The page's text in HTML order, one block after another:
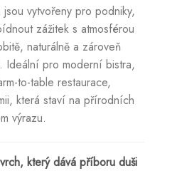
vytvořeny pro podniky,
zážitek s atmosférou
naturálně a zároveň
Ideální pro moderní bistra,
to-table restaurace,
která staví na přírodních
výrazu.
který dává příboru duši